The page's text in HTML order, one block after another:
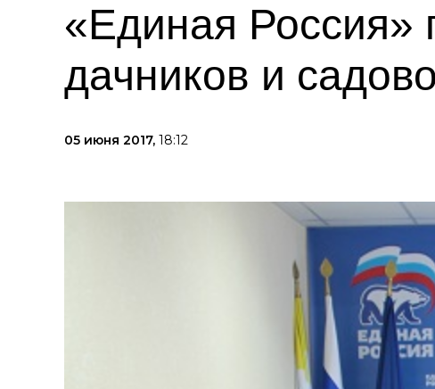
«Единая Россия»
дачников и
05 июня 2017, 18:12